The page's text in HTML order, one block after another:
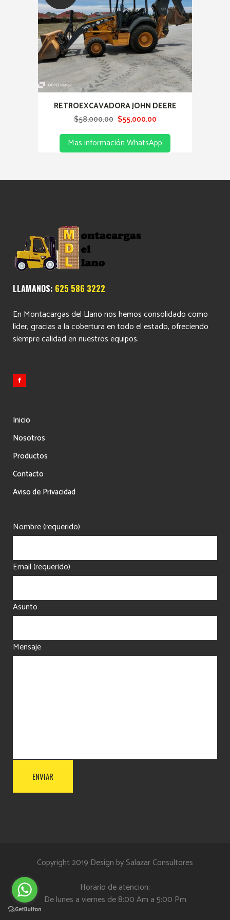
RETROEXCAVADORA JOHN DEERE
$58,000.00 Original
was:
$55,000.00Current
is:
Mas información WhatsApp
LLAMANOS: 625 586 3222
En Montacargas del Llano nos hemos consolidado como
líder, gracias a la cobertura en todo el estado, ofreciendo
siempre calidad en nuestros equipos.
Inicio
Nosotros
Productos
Contacto
Aviso de Privacidad
Nombre (requerido)
Email (requerido)
Asunto
Mensaje
Copyright 2019 Design bySalazar Consultores
Horario de atencion:
De lunes a viernes de 8:00 Am a 5:00 Pm